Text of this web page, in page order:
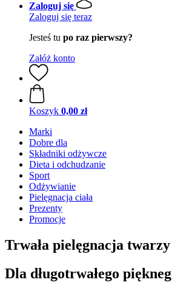
Zaloguj się
Zaloguj się teraz
Jesteś tu po raz pierwszy?
Załóż konto
Koszyk 0,00 zł
Marki
Dobre dla
Składniki odżywcze
Dieta i odchudzanie
Sport
Odżywianie
Pielęgnacja ciała
Prezenty
Promocje
Trwała pielęgnacja twarzy
Dla długotrwałego